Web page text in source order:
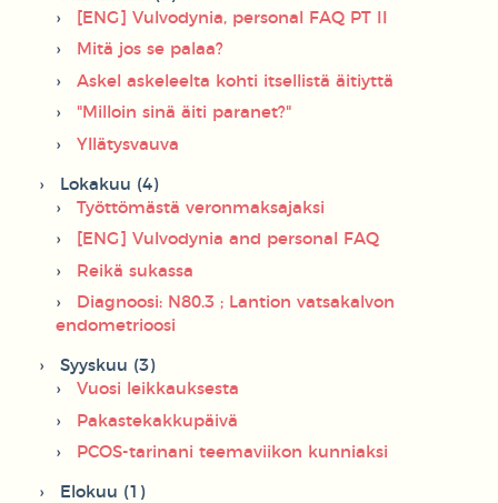
[ENG] Vulvodynia, personal FAQ PT II
Mitä jos se palaa?
Askel askeleelta kohti itsellistä äitiyttä
"Milloin sinä äiti paranet?"
Yllätysvauva
Lokakuu (4)
Työttömästä veronmaksajaksi
[ENG] Vulvodynia and personal FAQ
Reikä sukassa
Diagnoosi: N80.3 ; Lantion vatsakalvon
endometrioosi
Syyskuu (3)
Vuosi leikkauksesta
Pakastekakkupäivä
PCOS-tarinani teemaviikon kunniaksi
Elokuu (1)